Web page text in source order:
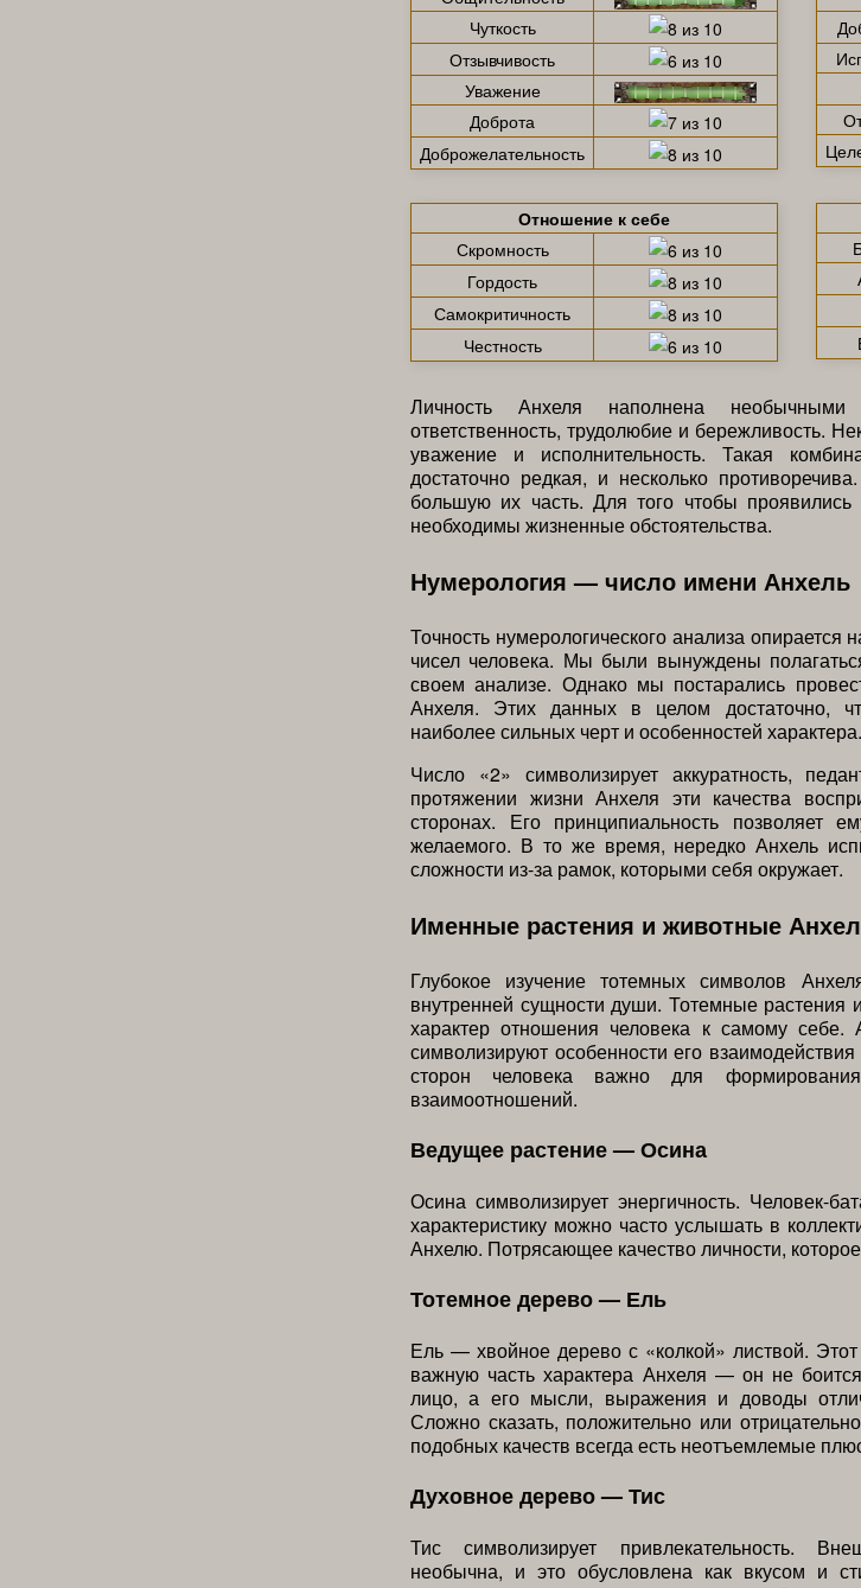
Чуткость
Отзывчивость
Уважение
Доброта
Доброжелательность
Отношение к себе
Скромность
Гордость
Самокритичность
Честность
Личность Анхеля наполнена
ответственность, трудолюбие и бережливость.
уважение и исполнительность. Такая
достаточно редкая, и несколько
большую их часть. Для того чтобы
необходимы жизненные обстоятельства.
Нумерология — число имени Анхель
Точность нумерологического анализа
чисел человека. Мы были вынуждены
своем анализе. Однако мы постарались
Анхеля. Этих данных в целом достаточно,
наиболее сильных черт и особенностей характера.
Число «2» символизирует аккуратность,
протяжении жизни Анхеля эти качества
сторонах. Его принципиальность позволяет
желаемого. В то же время, нередко Анхель
сложности из-за рамок, которыми себя окружает.
Именные растения и животные
Глубокое изучение тотемных символов
внутренней сущности души. Тотемные растения
характер отношения человека к самому
символизируют особенности его
сторон человека важно для
взаимоотношений.
Ведущее растение — Осина
Осина символизирует энергичность. Человек-
характеристику можно часто услышать в
Анхелю. Потрясающее качество личности,
Тотемное дерево — Ель
Ель — хвойное дерево с «колкой» листвой.
важную часть характера Анхеля — он не
лицо, а его мысли, выражения и доводы
Сложно сказать, положительно или
подобных качеств всегда есть неотъемлемые
Духовное дерево — Тис
Тис символизирует привлекательность.
необычна, и это обусловлена как вкусом и